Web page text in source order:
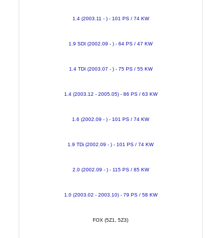
1.4 (2003.11 - ) - 101 PS / 74 KW
1.9 SDI (2002.09 - ) - 64 PS / 47 KW
1.4 TDI (2003.07 - ) - 75 PS / 55 KW
1.4 (2003.12 - 2005.05) - 86 PS / 63 KW
1.6 (2002.09 - ) - 101 PS / 74 KW
1.9 TDi (2002.09 - ) - 101 PS / 74 KW
2.0 (2002.09 - ) - 115 PS / 85 KW
1.0 (2003.02 - 2003.10) - 79 PS / 58 KW
FOX (5Z1, 5Z3)